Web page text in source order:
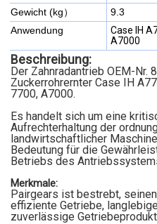
Gewicht (kg）
9.3
Anwendung
Case IH
A7000
Beschreibung:
Der Zahnradantrieb OEM-
Zuckerrohrernter Case IH
7700, A7000.
Es handelt sich um eine
Aufrechterhaltung der
landwirtschaftlicher
Bedeutung für die
Betriebs des
Merkmale:
Pairgears ist bestrebt,
effiziente Getriebe,
zuverlässige